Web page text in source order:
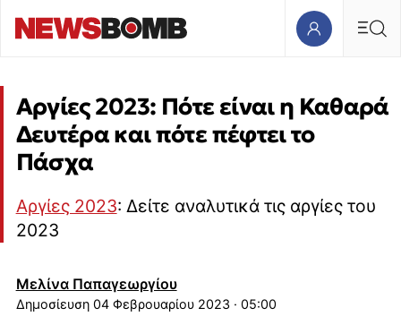
Αργίες 2023: Πότε είναι η Καθαρά
Δευτέρα και πότε πέφτει το
Πάσχα
Αργίες 2023: Δείτε αναλυτικά τις αργίες του
2023
Μελίνα Παπαγεωργίου
04 Φεβρουαρίου 2023 · 05:00